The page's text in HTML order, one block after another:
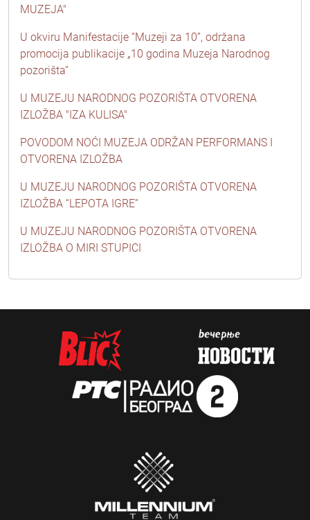
MUZEJA"
U okviru Manifestacije “Muzeji za 10”, održana
promocija publikacije „10 godina Muzeja Narodnog
pozorišta“
U MUZEJU NARODNOG POZORIŠTA OTVORENA
IZLOŽBA "IZA KULISA"
POVODOM NOĆI MUZEJA ODRŽAN PERFORMANS I
OTVORENA IZLOŽBA
U MUZEJU NARODNOG POZORIŠTA OTVORENA
IZLOŽBA “LEPOTA IGRE”
U MUZEJU NARODNOG POZORIŠTA OTVORENA
IZLOŽBA O MIRI STUPICI